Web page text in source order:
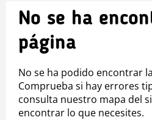
No se ha
página
No se ha podido encontrar
Comprueba si hay errores
consulta nuestro mapa del
encontrar lo que necesites.